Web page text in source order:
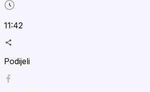
11:42
Podijeli